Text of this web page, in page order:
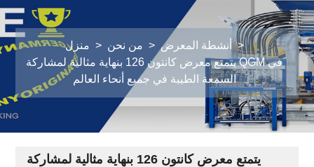
منزل > من نحن > أنشطة المعرض >
يتمتع معرض كانتون 126 بنهاية مثالية لمشاركة QGM في
السمعة الطيبة في جميع أنحاء العالم
يتمتع معرض كانتون 126 بنهاية مثالية لمشاركة